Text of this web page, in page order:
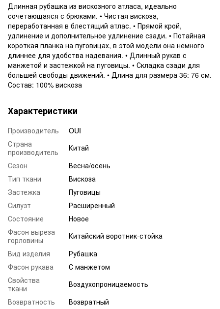
Длинная рубашка из вискозного атласа, идеально
сочетающаяся с брюками. • Чистая вискоза,
переработанная в блестящий атлас. • Прямой крой,
удлинение и дополнительное удлинение сзади. • Потайная
короткая планка на пуговицах, в этой модели она немного
длиннее для удобства надевания. • Длинный рукав с
манжетой и застежкой на пуговицы. • Складка сзади для
большей свободы движений. • Длина для размера 36: 76 см.
Состав: 100% вискоза
Характеристики
Производитель
OUI
Страна
производитель
Китай
Сезон
Весна/осень
Тип ткани
Вискоза
Застежка
Пуговицы
Силуэт
Расширенный
Состояние
Новое
Фасон выреза
горловины
Китайский воротник-стойка
Вид изделия
Рубашка
Фасон рукава
С манжетом
Свойства
ткани
Воздухопроницаемость
Возвратность
Возвратный